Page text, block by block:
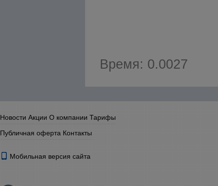
Время: 0.0027
Новости Акции О компании Тарифы
Публичная оферта Контакты
Мобильная версия сайта